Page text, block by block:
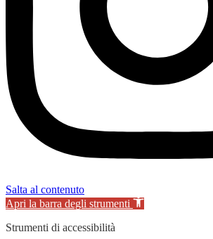
Salta al contenuto
Apri la barra degli strumenti
Strumenti di accessibilità